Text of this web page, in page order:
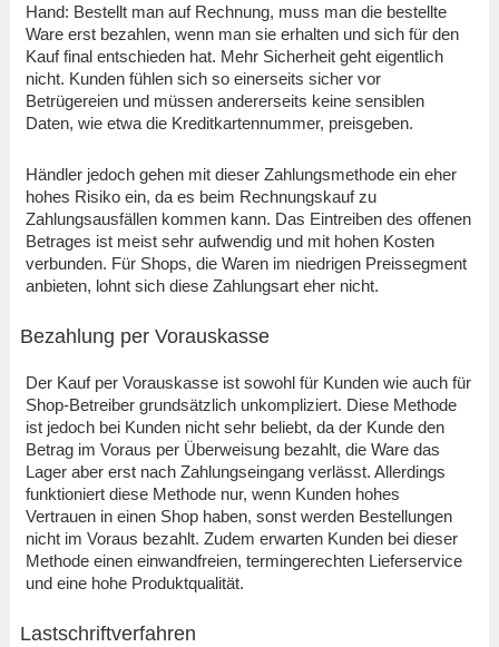
Hand: Bestellt man auf Rechnung, muss man die bestellte
Ware erst bezahlen, wenn man sie erhalten und sich für den
Kauf final entschieden hat. Mehr Sicherheit geht eigentlich
nicht. Kunden fühlen sich so einerseits sicher vor
Betrügereien und müssen andererseits keine sensiblen
Daten, wie etwa die Kreditkartennummer, preisgeben.
Händler jedoch gehen mit dieser Zahlungsmethode ein eher
hohes Risiko ein, da es beim Rechnungskauf zu
Zahlungsausfällen kommen kann. Das Eintreiben des offenen
Betrages ist meist sehr aufwendig und mit hohen Kosten
verbunden. Für Shops, die Waren im niedrigen Preissegment
anbieten, lohnt sich diese Zahlungsart eher nicht.
Bezahlung per Vorauskasse
Der Kauf per Vorauskasse ist sowohl für Kunden wie auch für
Shop-Betreiber grundsätzlich unkompliziert. Diese Methode
ist jedoch bei Kunden nicht sehr beliebt, da der Kunde den
Betrag im Voraus per Überweisung bezahlt, die Ware das
Lager aber erst nach Zahlungseingang verlässt. Allerdings
funktioniert diese Methode nur, wenn Kunden hohes
Vertrauen in einen Shop haben, sonst werden Bestellungen
nicht im Voraus bezahlt. Zudem erwarten Kunden bei dieser
Methode einen einwandfreien, termingerechten Lieferservice
und eine hohe Produktqualität.
Lastschriftverfahren